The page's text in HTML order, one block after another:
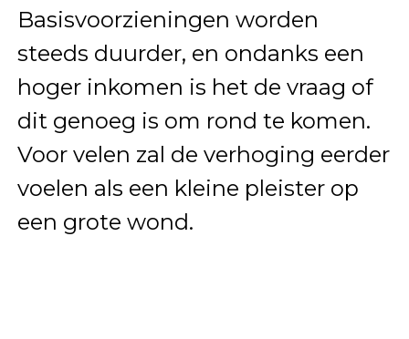
Basisvoorzieningen worden
steeds duurder, en ondanks een
hoger inkomen is het de vraag of
dit genoeg is om rond te komen.
Voor velen zal de verhoging eerder
voelen als een kleine pleister op
een grote wond.